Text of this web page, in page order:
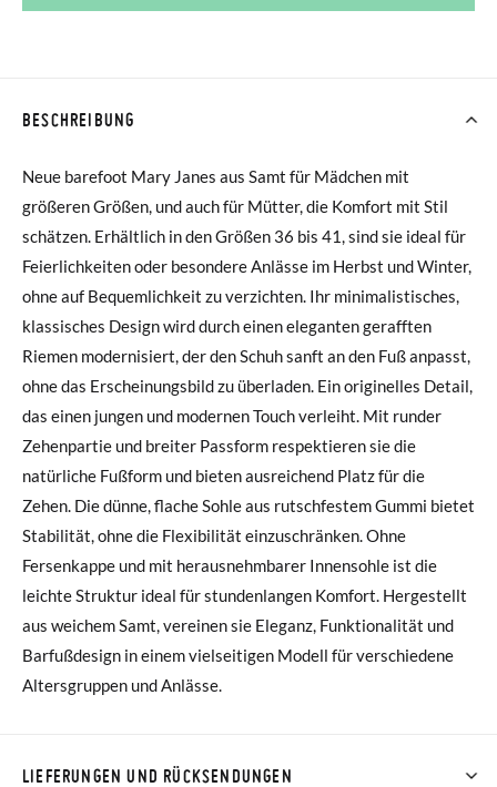
BESCHREIBUNG
Neue barefoot Mary Janes aus Samt für Mädchen mit
größeren Größen, und auch für Mütter, die Komfort mit Stil
schätzen. Erhältlich in den Größen 36 bis 41, sind sie ideal für
Feierlichkeiten oder besondere Anlässe im Herbst und Winter,
ohne auf Bequemlichkeit zu verzichten. Ihr minimalistisches,
klassisches Design wird durch einen eleganten gerafften
Riemen modernisiert, der den Schuh sanft an den Fuß anpasst,
ohne das Erscheinungsbild zu überladen. Ein originelles Detail,
das einen jungen und modernen Touch verleiht. Mit runder
Zehenpartie und breiter Passform respektieren sie die
natürliche Fußform und bieten ausreichend Platz für die
Zehen. Die dünne, flache Sohle aus rutschfestem Gummi bietet
Stabilität, ohne die Flexibilität einzuschränken. Ohne
Fersenkappe und mit herausnehmbarer Innensohle ist die
leichte Struktur ideal für stundenlangen Komfort. Hergestellt
aus weichem Samt, vereinen sie Eleganz, Funktionalität und
Barfußdesign in einem vielseitigen Modell für verschiedene
Altersgruppen und Anlässe.
LIEFERUNGEN UND RÜCKSENDUNGEN